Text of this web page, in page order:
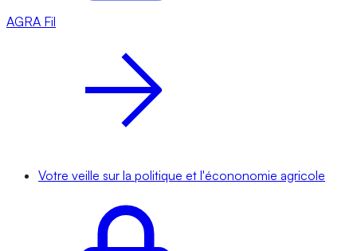
AGRA Fil
Votre veille sur la politique et l'écononomie agricole